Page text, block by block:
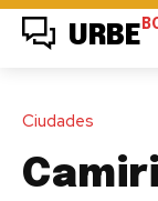
URBE
Ciudades